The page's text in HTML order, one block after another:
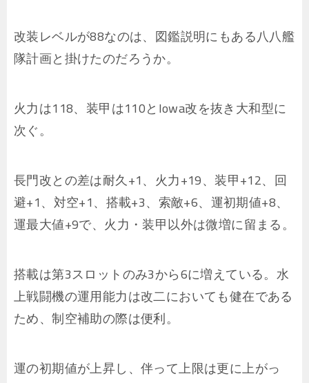
改装レベルが88なのは、図鑑説明にもある八八艦
隊計画と掛けたのだろうか。
火力は118、装甲は110とIowa改を抜き大和型に
次ぐ。
長門改との差は耐久+1、火力+19、装甲+12、回
避+1、対空+1、搭載+3、索敵+6、運初期値+8、
運最大値+9で、火力・装甲以外は微増に留まる。
搭載は第3スロットのみ3から6に増えている。水
上戦闘機の運用能力は改二においても健在である
ため、制空補助の際は便利。
運の初期値が上昇し、伴って上限は更に上がっ